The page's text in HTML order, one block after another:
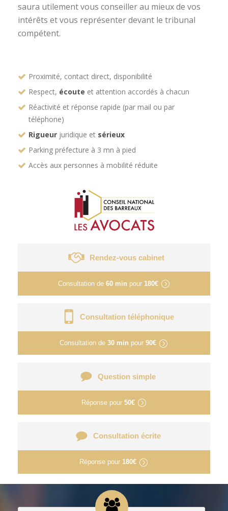
saura utilement vous conseiller au mieux de vos
intérêts et vous représenter devant le tribunal
compétent.
Proximité, contact direct, disponibilité
Respect, écoute et attention accordés à chacun
Réactivité et réponse rapide (par mail ou par
téléphone)
Rigueur juridique et sérieux
Parking préfecture à 3 mn à pied
Accès aux personnes à mobilité réduite
Rendez-vous cabinet
Consultation de 60 min pour 180€
Consultation téléphonique
Consultation de 30 min pour 90€
Question simple
Réponse pour 50€
Consultation écrite
Réponse pour 180€